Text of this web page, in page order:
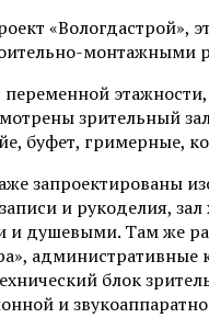
«Вологдастрой»,
монтажными
переменной
зрительный
буфет, гримерные,
запроектированы
и рукоделия,
и душевыми. Там же
административные
блок
и